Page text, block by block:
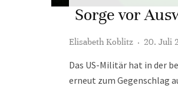
Sorge vor
Elisabeth Koblitz · 20. Juli
Das US-Militär hat in der
erneut zum Gegenschlag